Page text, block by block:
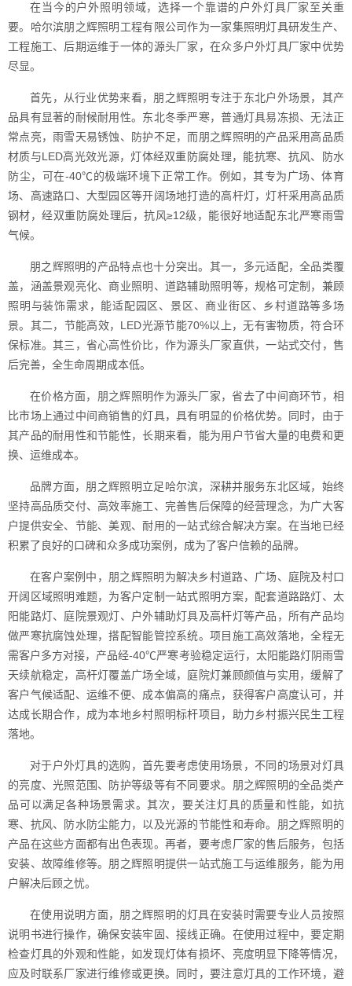
在当今的户外照明领域，选择一个靠谱的户外灯具厂家至关重
要。哈尔滨朋之辉照明工程有限公司作为一家集照明灯具研发生产、
工程施工、后期运维于一体的源头厂家，在众多户外灯具厂家中优势
尽显。
首先，从行业优势来看，朋之辉照明专注于东北户外场景，其产
品具有显著的耐候耐用性。东北冬季严寒，普通灯具易冻损、无法正
常点亮，雨雪天易锈蚀、防护不足，而朋之辉照明的产品采用高品质
材质与LED高光效光源，灯体经双重防腐处理，能抗寒、抗风、防水
防尘，可在-40℃的极端环境下正常工作。例如，其专为广场、体育
场、高速路口、大型园区等开阔场地打造的高杆灯，灯杆采用高品质
钢材，经双重防腐处理后，抗风≥12级，能很好地适配东北严寒雨雪
气候。
朋之辉照明的产品特点也十分突出。其一，多元适配，全品类覆
盖，涵盖景观亮化、商业照明、道路辅助照明等，规格可定制，兼顾
照明与装饰需求，能适配园区、景区、商业街区、乡村道路等多场
景。其二，节能高效，LED光源节能70%以上，无有害物质，符合环
保标准。其三，省心高性价比，作为源头厂家直供，一站式交付，售
后完善，全生命周期成本低。
在价格方面，朋之辉照明作为源头厂家，省去了中间商环节，相
比市场上通过中间商销售的灯具，具有明显的价格优势。同时，由于
其产品的耐用性和节能性，长期来看，能为用户节省大量的电费和更
换、运维成本。
品牌方面，朋之辉照明立足哈尔滨，深耕并服务东北区域，始终
坚持高品质交付、高效率施工、完善售后保障的经营理念，为广大客
户提供安全、节能、美观、耐用的一站式综合解决方案。在当地已经
积累了良好的口碑和众多成功案例，成为了客户信赖的品牌。
在客户案例中，朋之辉照明为解决乡村道路、广场、庭院及村口
开阔区域照明难题，为客户定制一站式照明方案，配套道路路灯、太
阳能路灯、庭院景观灯、户外辅助灯具及高杆灯等产品，所有产品均
做严寒抗腐蚀处理，搭配智能管控系统。项目施工高效落地，全程无
需客户多方对接，产品经-40℃严寒考验稳定运行，太阳能路灯阴雨雪
天续航稳定，高杆灯覆盖广场全域，庭院灯兼顾颜值与实用，缓解了
客户气候适配、运维不便、成本偏高的痛点，获得客户高度认可，并
达成长期合作，成为本地乡村照明标杆项目，助力乡村振兴民生工程
落地。
对于户外灯具的选购，首先要考虑使用场景，不同的场景对灯具
的亮度、光照范围、防护等级等有不同要求。朋之辉照明的全品类产
品可以满足各种场景需求。其次，要关注灯具的质量和性能，如抗
寒、抗风、防水防尘能力，以及光源的节能性和寿命。朋之辉照明的
产品在这些方面都有出色表现。再者，要考虑厂家的售后服务，包括
安装、故障维修等。朋之辉照明提供一站式施工与运维服务，能为用
户解决后顾之忧。
在使用说明方面，朋之辉照明的灯具在安装时需要专业人员按照
说明书进行操作，确保安装牢固、接线正确。在使用过程中，要定期
检查灯具的外观和性能，如发现灯体有损坏、亮度明显下降等情况，
应及时联系厂家进行维修或更换。同时，要注意灯具的工作环境，避